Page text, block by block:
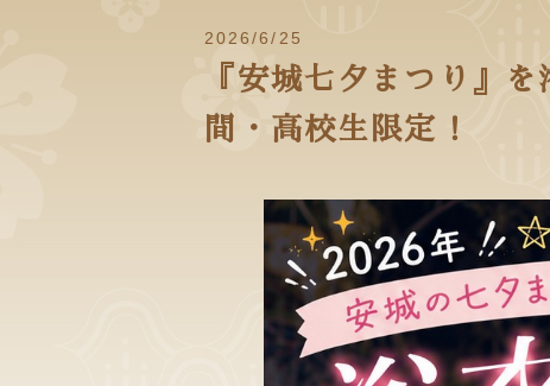
2026/6/25
『安城七夕まつり』
間・高校生限定！